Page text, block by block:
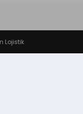
Lojistik